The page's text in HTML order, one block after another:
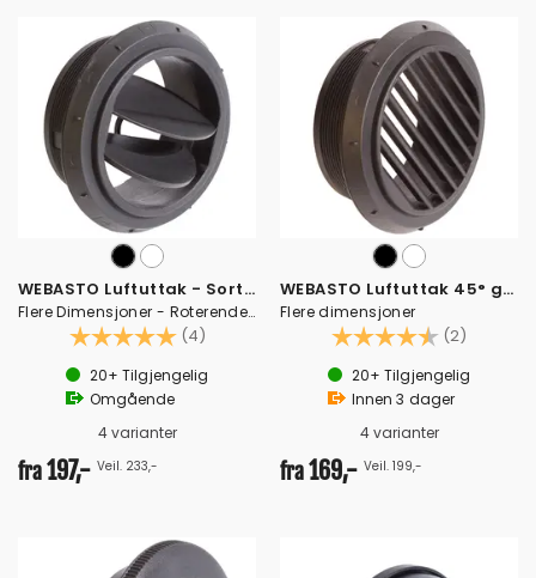
WEBASTO Luftuttak - Sort eller Hvit
Flere Dimensjoner - Roterende, lukkbar
Karakter: (4)
20+ Tilgjengelig
Omgående
4 varianter
fra197,- Veil. 233,-
WEBASTO Luftuttak 45° gitter
Flere dimensjoner
Karakter: (2)
20+ Tilgjengelig
Innen3 dager
4 varianter
fra169,- Veil. 199,-